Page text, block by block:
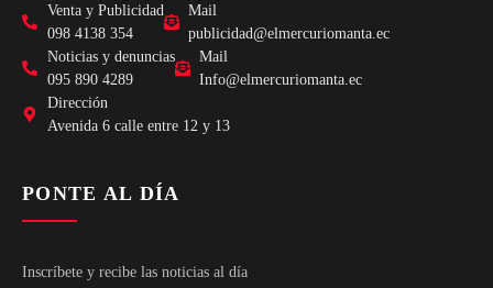
Venta y Publicidad
098 4138 354
Mail
publicidad@elmercuriomanta.ec
Noticias y denuncias
095 890 4289
Mail
Info@elmercuriomanta.ec
Dirección
Avenida 6 calle entre 12 y 13
PONTE AL DÍA
Inscríbete y recibe las noticias al día